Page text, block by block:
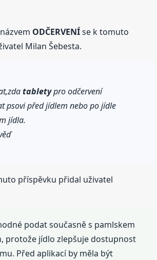
ODČERVENÍse k tomuto
Milan Šebesta.
tabletypro odčervení
psovi před jídlem nebo po jídle
jídla.
příspěvku přidal uživatel
podat současně s pamlskem
protože jídlo zlepšuje dostupnost
Před aplikací by měla být